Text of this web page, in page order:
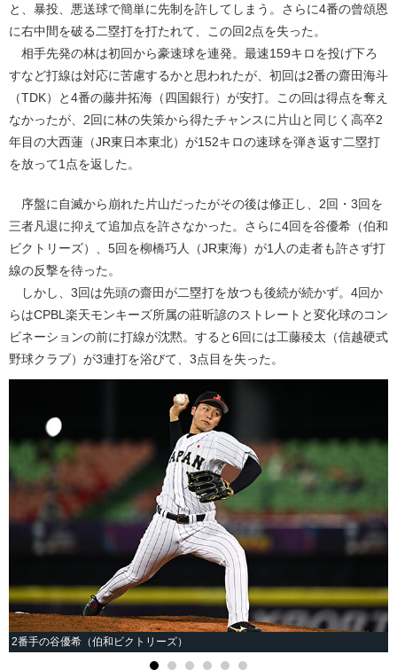
と、暴投、悪送球で簡単に先制を許してしまう。さらに4番の曾頌恩
に右中間を破る二塁打を打たれて、この回2点を失った。
相手先発の林は初回から豪速球を連発。最速159キロを投げ下ろ
すなど打線は対応に苦慮するかと思われたが、初回は2番の齋田海斗
（TDK）と4番の藤井拓海（四国銀行）が安打。この回は得点を奪え
なかったが、2回に林の失策から得たチャンスに片山と同じく高卒2
年目の大西蓮（JR東日本東北）が152キロの速球を弾き返す二塁打
を放って1点を返した。
序盤に自滅から崩れた片山だったがその後は修正し、2回・3回を
三者凡退に抑えて追加点を許さなかった。さらに4回を谷優希（伯和
ビクトリーズ）、5回を柳橋巧人（JR東海）が1人の走者も許さず打
線の反撃を待った。
しかし、3回は先頭の齋田が二塁打を放つも後続が続かず。4回か
らはCPBL楽天モンキーズ所属の莊昕諺のストレートと変化球のコン
ビネーションの前に打線が沈黙。すると6回には工藤稜太（信越硬式
野球クラブ）が3連打を浴びて、3点目を失った。
2番手の谷優希（伯和ビクトリーズ）